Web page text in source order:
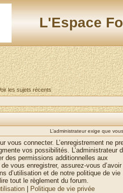
L'Espace
les sujets récents
L’administrateur exige que
vous connecter. L’enregistrement ne
vos possibilités. L’administrateur
des permissions additionnelles aux
vous enregistrer, assurez-vous
d’utilisation et de notre politique de vie
tout le règlement du forum.
Politique de vie privée